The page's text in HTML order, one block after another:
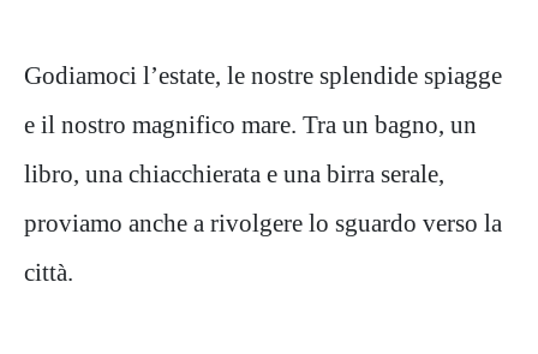
Godiamoci l’estate, le nostre splendide spiagge
e il nostro magnifico mare. Tra un bagno, un
libro, una chiacchierata e una birra serale,
proviamo anche a rivolgere lo sguardo verso la
città.